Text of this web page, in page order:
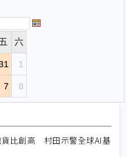
六
1
7 8
貨比創高 村田示警全球AI基